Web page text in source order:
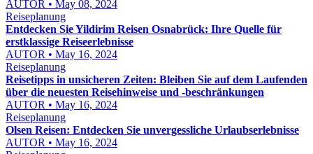
AUTOR • May 08, 2024
Reiseplanung
Entdecken Sie Yildirim Reisen Osnabrück: Ihre Quelle für
erstklassige Reiseerlebnisse
AUTOR • May 16, 2024
Reiseplanung
Reisetipps in unsicheren Zeiten: Bleiben Sie auf dem Laufenden
über die neuesten Reisehinweise und -beschränkungen
AUTOR • May 16, 2024
Reiseplanung
Olsen Reisen: Entdecken Sie unvergessliche Urlaubserlebnisse
AUTOR • May 16, 2024